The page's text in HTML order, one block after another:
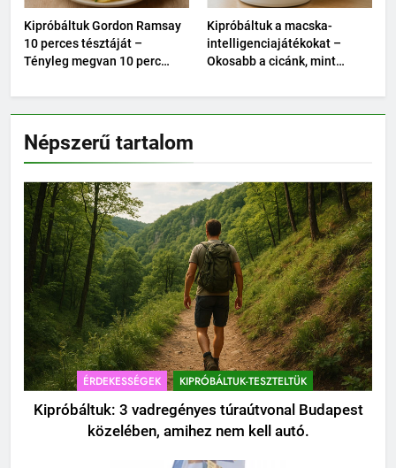
Kipróbáltuk Gordon Ramsay
10 perces tésztáját –
Tényleg megvan 10 perc
Kipróbáltuk a macska-
intelligenciajátékokat –
Okosabb a cicánk, mint
Népszerű tartalom
ÉRDEKESSÉGEK KIPRÓBÁLTUK-TESZTELTÜK
Kipróbáltuk: 3 vadregényes túraútvonal Budapest
közelében, amihez nem kell autó.